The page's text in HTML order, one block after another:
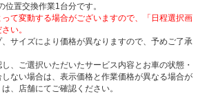
位置交換作業1台分です。
て変動する場合がございますので、「日程選択画
い。
サイズにより価格が異なりますので、予めご了承
、ご選択いただいたサービス内容とお車の状態・
ない場合は、表示価格と作業価格が異なる場合が
、店舗にてご確認ください。